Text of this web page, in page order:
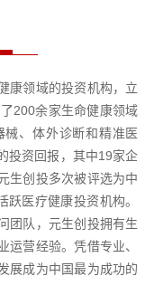
康领域的投资机构，立
200余家生命健康领域
、体外诊断和精准医
投资回报，其中19家企
生创投多次被评选为中
跃医疗健康投资机构。
团队，元生创投拥有生
运营经验。凭借专业、
展成为中国最为成功的